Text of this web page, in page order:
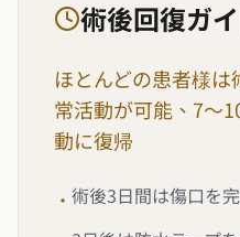
術後回復ガ
ほとんどの患者様
常活動が可能、7〜
動に復帰
• 術後3日間は傷口を